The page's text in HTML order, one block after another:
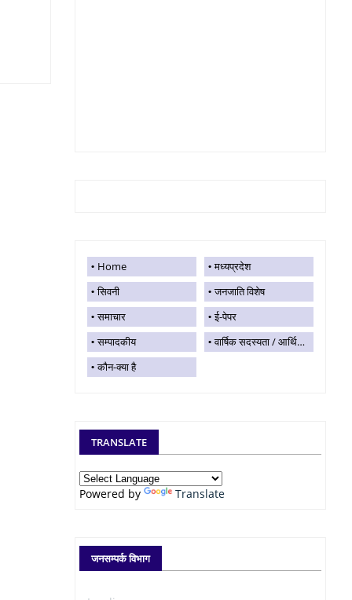
Home
मध्यप्रदेश
सिवनी
जनजाति विशेष
समाचार
ई-पेपर
सम्पादकीय
वार्षिक सदस्यता / आर्थिक सहयोग
कौन-क्या है
TRANSLATE
Powered by Translate
जनसम्पर्क विभाग